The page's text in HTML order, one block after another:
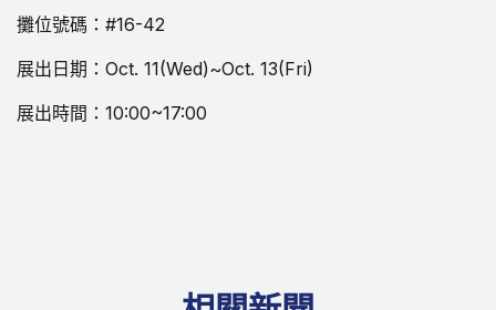
攤位號碼：#16-42
展出日期：Oct. 11(Wed)~Oct. 13(Fri)
展出時間：10:00~17:00